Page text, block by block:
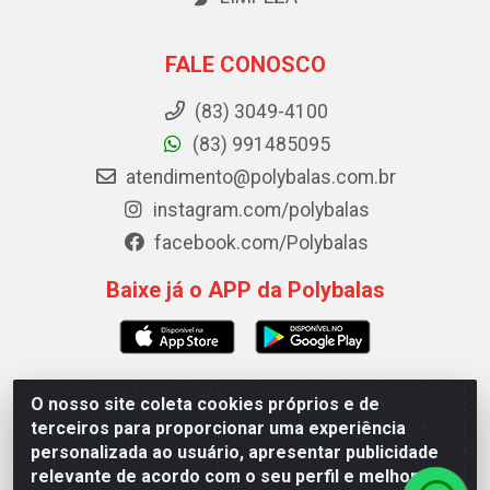
O nosso site coleta cookies próprios e de
terceiros para proporcionar uma experiência
personalizada ao usuário, apresentar publicidade
relevante de acordo com o seu perfil e melhorar a
FALE CONOSCO
(83) 3049-4100
(83) 991485095
atendimento@polybalas.com.br
instagram.com/polybalas
facebook.com/Polybalas
Baixe já o APP da Polybalas
Polybalas - Rua João Miguel de Souza, 173 Galpão B -
Ernesto Geisel, João Pessoa/PB - CEP 58.075-075 - CNPJ
00.909.327/0002-61